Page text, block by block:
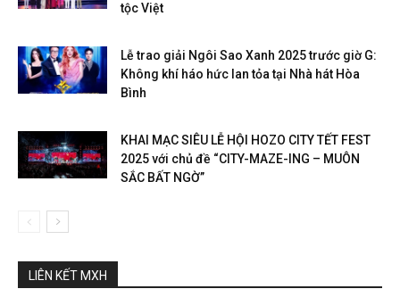
tộc Việt
Lễ trao giải Ngôi Sao Xanh 2025 trước giờ G:
Không khí háo hức lan tỏa tại Nhà hát Hòa
Bình
KHAI MẠC SIÊU LỄ HỘI HOZO CITY TẾT FEST
2025 với chủ đề “CITY-MAZE-ING – MUÔN
SẮC BẤT NGỜ”
LIÊN KẾT MXH